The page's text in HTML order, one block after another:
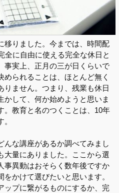
移りました。今までは、時間配
全に自由に使える完全な休日と
事実上、正月の三が日くらいで
られることは、ほとんど無く
りません。つまり、残業も休日
かして、何か始めようと思いま
。教育と名のつくことは、10年
んな講座があるか調べてみまし
大量にありました。ここから選
事異動はおそらく数年後ですか
かけて選びたいと思います。
ップに繋がるものにするか、完